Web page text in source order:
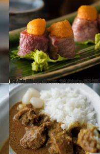
2019.1.20
阿波牛でウニを巻いたマリアージュ！ 築地の居酒屋で垂涎のひと皿を堪能
グルメ